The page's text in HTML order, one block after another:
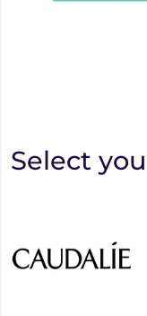
Select